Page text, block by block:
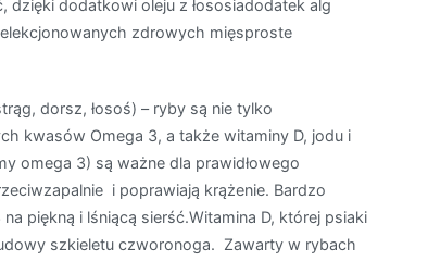
dzięki dodatkowi oleju z łososiadodatek alg
zdrowych mięsproste
dorsz, łosoś) – ryby są nie tylko
kwasów Omega 3, a także witaminy D, jodu i
omega 3) są ważne dla prawidłowego
i poprawiają krążenie. Bardzo
piękną i lśniącą sierść.Witamina D, której psiaki
szkieletu czworonoga. Zawarty w rybach